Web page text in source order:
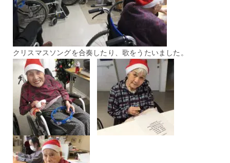
クリスマスソングを合奏したり、歌をうたいました。